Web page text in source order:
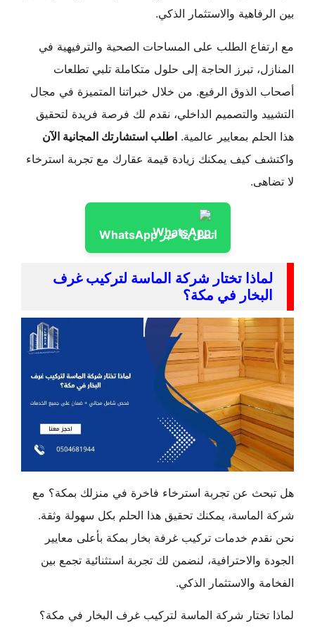
بين الرفاهية والاستثمار الذكي.
مع ارتفاع الطلب على المساحات الصحية والترفيهية في
المنازل، تبرز الحاجة إلى حلول متكاملة تلبي تطلعات
أصحاب الذوق الرفيع. من خلال خبراتنا المتميزة في مجال
التشييد والتصميم الداخلي، نقدم لك فرصة فريدة لتحقيق
هذا الحلم بمعايير عالمية. اطلب استشارتك المجانية الآن
واكتشف كيف يمكنك زيادة قيمة عقارك مع تجربة استرخاء
لا تضاهى.
اتصل بنا عبر WhatsApp
لماذا تختار شركة الماسة لتركيب غرف
البخار في مكة؟
هل تبحث عن تجربة استرخاء فاخرة في منزلك بمكة؟ مع
شركة الماسة، يمكنك تحقيق هذا الحلم بكل سهولة وثقة.
نحن نقدم خدمات تركيب غرفة بخار بمكة بأعلى معايير
الجودة والاحترافية، لنضمن لك تجربة استثنائية تجمع بين
الفخامة والاستثمار الذكي.
لماذا تختار شركة الماسة لتركيب غرف البخار في مكة؟